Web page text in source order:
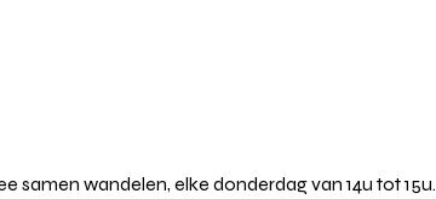
samen wandelen, elke donderdag van 14u tot 15u.